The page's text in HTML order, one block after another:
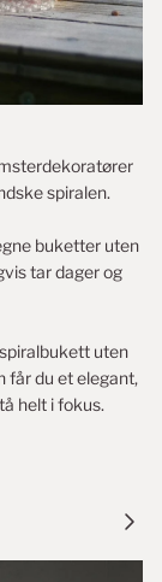
spiralen.
buketter uten
tar dager og
uten
får du et elegant,
helt i fokus.